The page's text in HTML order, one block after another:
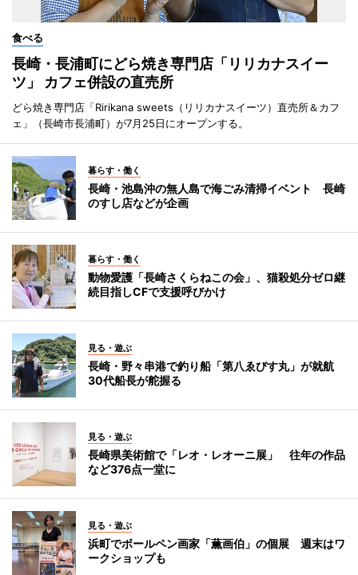
食べる
長崎・長浦町にどら焼き専門店「リリカナスイー
ツ」 カフェ併設の直売所
どら焼き専門店「Ririkana sweets（リリカナスイーツ）直売所＆カフ
ェ」（長崎市長浦町）が7月25日にオープンする。
暮らす・働く
長崎・池島沖の無人島で海ごみ清掃イベント 長崎
のすし店などが企画
暮らす・働く
動物愛護「長崎さくらねこの会」、猫殺処分ゼロ継
続目指しCFで支援呼びかけ
見る・遊ぶ
長崎・野々串港で釣り船「第八ゑびす丸」が就航
30代船長が舵握る
見る・遊ぶ
長崎県美術館で「レオ・レオーニ展」 往年の作品
など376点一堂に
見る・遊ぶ
浜町でボールペン画家「薫画伯」の個展 週末はワ
ークショップも